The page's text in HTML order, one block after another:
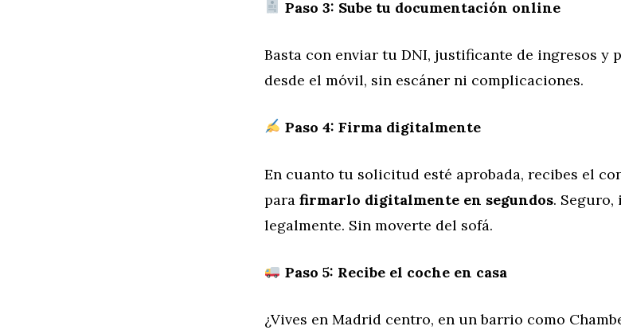
Paso 3: Sube tu documentación online
Basta con enviar tu DNI, justificante de ingresos y
desde el móvil, sin escáner ni complicaciones.
Paso 4: Firma digitalmente
En cuanto tu solicitud esté aprobada, recibes el
para firmarlo digitalmente en segundos.
legalmente. Sin moverte del sofá.
Paso 5: Recibe el coche en casa
¿Vives en Madrid centro, en un barrio como